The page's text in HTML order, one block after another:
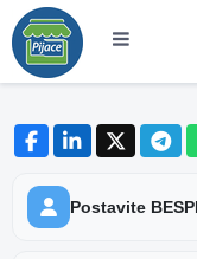
Postavite